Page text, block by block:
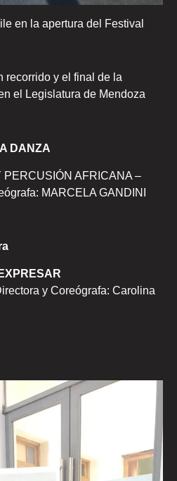
en la apertura del Festival
recorrido y el final de la
el Legislatura de Mendoza
DANZA
AFRICANA –
MARCELA GANDINI
y Coreógrafa: Carolina